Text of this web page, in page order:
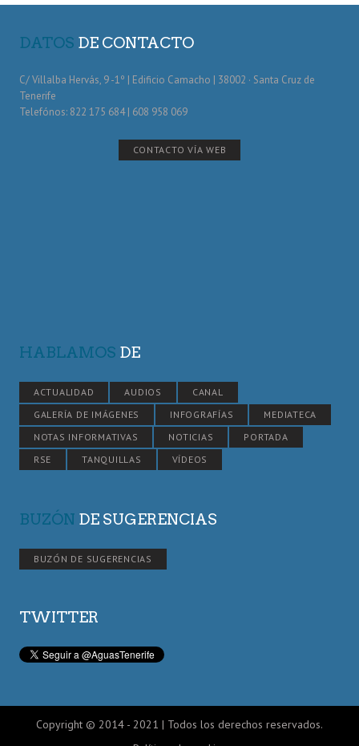
DATOS DE CONTACTO
C/ Villalba Hervás, 9 -1º | Edificio Camacho | 38002 · Santa Cruz de
Tenerife
Telefónos: 822 175 684 | 608 958 069
CONTACTO VÍA WEB
HABLAMOS DE
ACTUALIDAD AUDIOS
CANAL
GALERÍA DE IMÁGENES
INFOGRAFÍAS
MEDIATECA
NOTAS INFORMATIVAS
NOTICIAS
PORTADA
RSE
TANQUILLAS VÍDEOS
BUZÓN DE SUGERENCIAS
BUZÓN DE SUGERENCIAS
TWITTER
Copyright © 2014 - 2021 | Todos los derechos reservados.